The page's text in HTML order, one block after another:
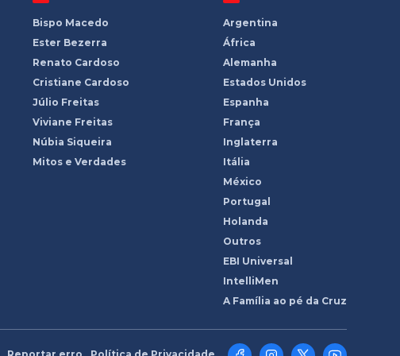
Bispo Macedo
Ester Bezerra
Renato Cardoso
Cristiane Cardoso
Júlio Freitas
Viviane Freitas
Núbia Siqueira
Mitos e Verdades
Argentina
África
Alemanha
Estados Unidos
Espanha
França
Inglaterra
Itália
México
Portugal
Holanda
Outros
EBI Universal
IntelliMen
A Família ao pé da Cruz